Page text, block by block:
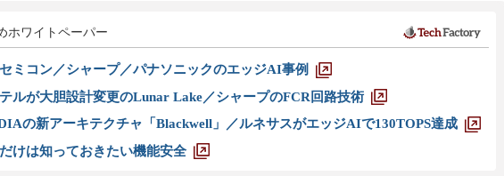
ホワイトペーパー
ミコン／シャープ／パナソニックのエッジAI事例
ルが大胆設計変更のLunar Lake／シャープのFCR回路技術
の新アーキテクチャ「Blackwell」／ルネサスがエッジAIで130TOPS達成
けは知っておきたい機能安全